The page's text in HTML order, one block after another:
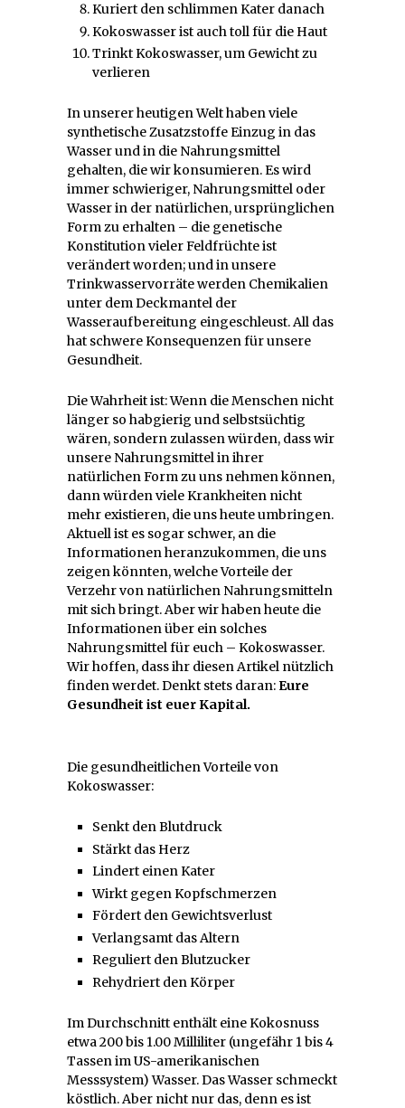
Kuriert den schlimmen Kater danach
Kokoswasser ist auch toll für die Haut
Trinkt Kokoswasser, um Gewicht zu
verlieren
In unserer heutigen Welt haben viele
synthetische Zusatzstoffe Einzug in das
Wasser und in die Nahrungsmittel
gehalten, die wir konsumieren. Es wird
immer schwieriger, Nahrungsmittel oder
Wasser in der natürlichen, ursprünglichen
Form zu erhalten – die genetische
Konstitution vieler Feldfrüchte ist
verändert worden; und in unsere
Trinkwasservorräte werden Chemikalien
unter dem Deckmantel der
Wasseraufbereitung eingeschleust. All das
hat schwere Konsequenzen für unsere
Gesundheit.
Die Wahrheit ist: Wenn die Menschen nicht
länger so habgierig und selbstsüchtig
wären, sondern zulassen würden, dass wir
unsere Nahrungsmittel in ihrer
natürlichen Form zu uns nehmen können,
dann würden viele Krankheiten nicht
mehr existieren, die uns heute umbringen.
Aktuell ist es sogar schwer, an die
Informationen heranzukommen, die uns
zeigen könnten, welche Vorteile der
Verzehr von natürlichen Nahrungsmitteln
mit sich bringt. Aber wir haben heute die
Informationen über ein solches
Nahrungsmittel für euch – Kokoswasser.
Wir hoffen, dass ihr diesen Artikel nützlich
finden werdet. Denkt stets daran:Eure
Gesundheit ist euer Kapital.
Die gesundheitlichen Vorteile von
Kokoswasser:
Senkt den Blutdruck
Stärkt das Herz
Lindert einen Kater
Wirkt gegen Kopfschmerzen
Fördert den Gewichtsverlust
Verlangsamt das Altern
Reguliert den Blutzucker
Rehydriert den Körper
Im Durchschnitt enthält eine Kokosnuss
etwa 200 bis 1.00 Milliliter (ungefähr 1 bis 4
Tassen im US-amerikanischen
Messsystem) Wasser. Das Wasser schmeckt
köstlich. Aber nicht nur das, denn es ist